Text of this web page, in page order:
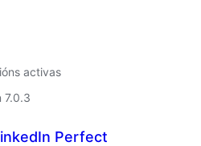
activas
7.0.3
Perfect